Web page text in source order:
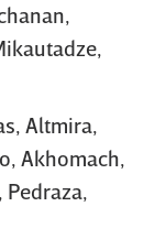
Altmira,
Akhomach,